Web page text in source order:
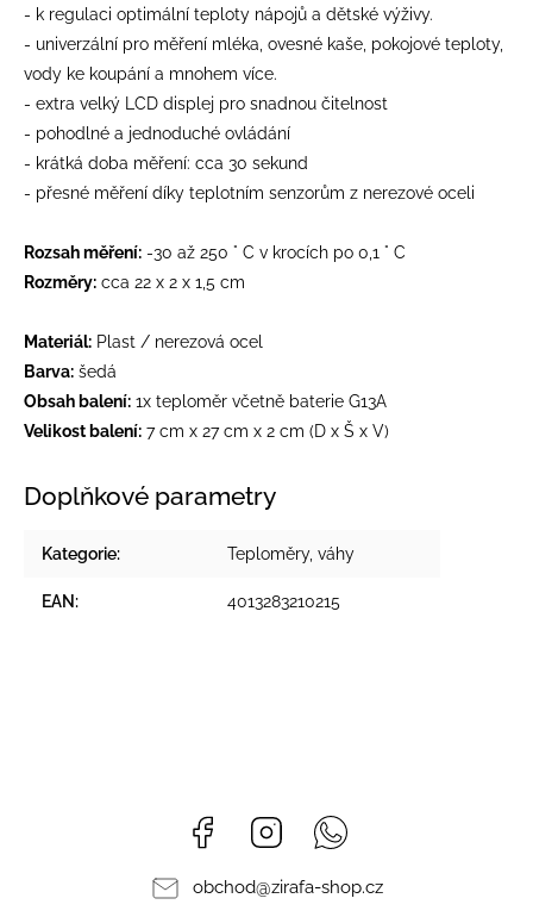
- k regulaci optimální teploty nápojů a dětské výživy.
- univerzální pro měření mléka, ovesné kaše, pokojové teploty,
vody ke koupání a mnohem více.
- extra velký LCD displej pro snadnou čitelnost
- pohodlné a jednoduché ovládání
- krátká doba měření: cca 30 sekund
- přesné měření díky teplotním senzorům z nerezové oceli
Rozsah měření: -30 až 250 ° C v krocích po 0,1 ° C
Rozměry: cca 22 x 2 x 1,5 cm
Materiál: Plast / nerezová ocel
Barva: šedá
Obsah balení: 1x teploměr včetně baterie G13A
Velikost balení: 7 cm x 27 cm x 2 cm (D x Š x V)
Doplňkové parametry
Kategorie: Teploměry, váhy
EAN: 4013283210215
Facebook Instagram
obchod@zirafa-shop.cz